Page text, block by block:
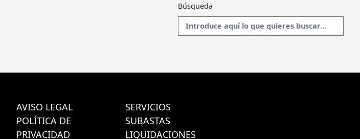
Búsqueda
AVISO LEGAL
POLÍTICA DE
PRIVACIDAD
SERVICIOS
SUBASTAS
LIQUIDACIONES